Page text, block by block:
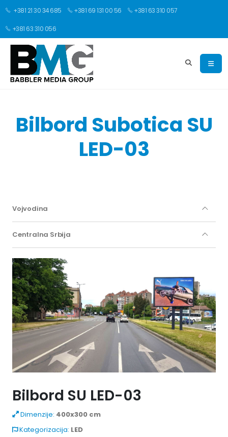
+381 21 30 34 685 +381 69 131 00 56 +381 63 310 057
+381 63 310 056
Bilbord Subotica SU
LED-03
Vojvodina
Centralna Srbija
Bilbord SU LED-03
Dimenzije: 400x300 cm
Kategorizacija: LED